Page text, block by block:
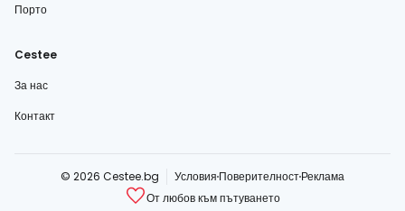
Порто
Cestee
За нас
Контакт
© 2026 Cestee.bg Условия ПоверителностРеклама
От любов към пътуването